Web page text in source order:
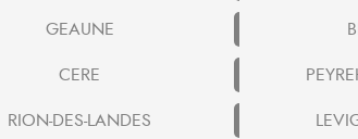
GEAUNE
CERE
RION-DES-LANDES